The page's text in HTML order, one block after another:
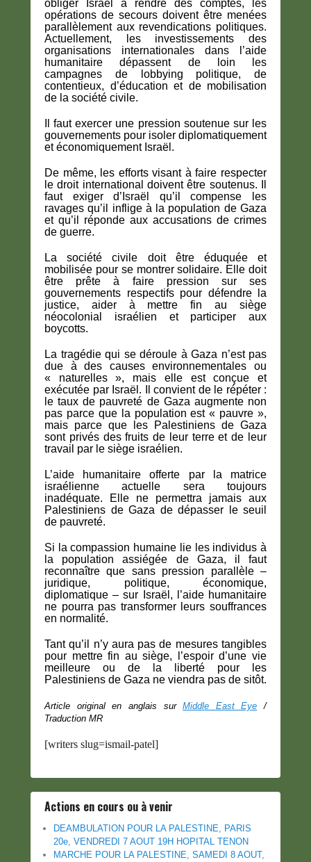
obliger Israël à rendre des comptes, les
opérations de secours doivent être menées
parallèlement aux revendications politiques.
Actuellement, les investissements des
organisations internationales dans l’aide
humanitaire dépassent de loin les
campagnes de lobbying politique, de
contentieux, d’éducation et de mobilisation
de la société civile.
Il faut exercer une pression soutenue sur les
gouvernements pour isoler diplomatiquement
et économiquement Israël.
De même, les efforts visant à faire respecter
le droit international doivent être soutenus. Il
faut exiger d’Israël qu’il compense les
ravages qu’il inflige à la population de Gaza
et qu’il réponde aux accusations de crimes
de guerre.
La société civile doit être éduquée et
mobilisée pour se montrer solidaire. Elle doit
être prête à faire pression sur ses
gouvernements respectifs pour défendre la
justice, aider à mettre fin au siège
néocolonial israélien et participer aux
boycotts.
La tragédie qui se déroule à Gaza n’est pas
due à des causes environnementales ou
« naturelles », mais elle est conçue et
exécutée par Israël. Il convient de le répéter :
le taux de pauvreté de Gaza augmente non
pas parce que la population est « pauvre »,
mais parce que les Palestiniens de Gaza
sont privés des fruits de leur terre et de leur
travail par le siège israélien.
L’aide humanitaire offerte par la matrice
israélienne actuelle sera toujours
inadéquate. Elle ne permettra jamais aux
Palestiniens de Gaza de dépasser le seuil
de pauvreté.
Si la compassion humaine lie les individus à
la population assiégée de Gaza, il faut
reconnaître que sans pression parallèle –
juridique, politique, économique,
diplomatique – sur Israël, l’aide humanitaire
ne pourra pas transformer leurs souffrances
en normalité.
Tant qu’il n’y aura pas de mesures tangibles
pour mettre fin au siège, l’espoir d’une vie
meilleure ou de la liberté pour les
Palestiniens de Gaza ne viendra pas de sitôt.
Article original en anglais surMiddle East Eye /
Traduction MR
[writers slug=ismail-patel]
Actions en cours ou à venir
DEAMBULATION POUR LA PALESTINE, PARIS
20e, VENDREDI 7 AOUT 19H HOPITAL TENON
MARCHE POUR LA PALESTINE, SAMEDI 8 AOUT,